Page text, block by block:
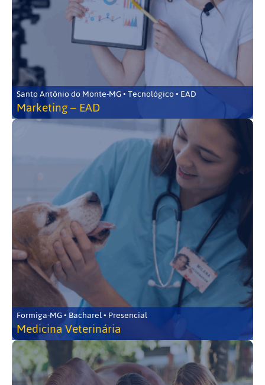
Santo Antônio do Monte-MG • Tecnológico • EAD
Marketing – EAD
Formiga-MG • Bacharel • Presencial
Medicina Veterinária